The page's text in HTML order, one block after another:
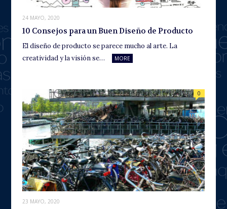
24 MAYO, 2020
10 Consejos para un Buen Diseño de Producto
El diseño de producto se parece mucho al arte. La
creatividad y la visión se…
MORE
23 MAYO, 2020
0